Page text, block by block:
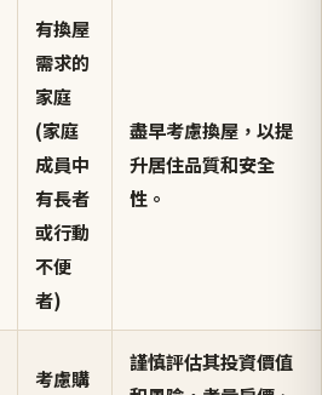
有換屋
需求的
家庭
(家庭
成員中
有長者
或行動
不便
者)
盡早考慮換屋，以提
升居住品質和安全
性。
考慮購
謹慎評估其投資價值